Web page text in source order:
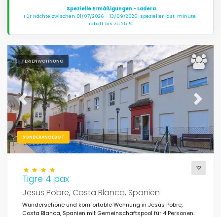
Dienste
Blicke
Weitere Kategorien
Spezielle Ermäßigungen - Ladera
Für Nächte zwischen 01/07/2026 - 13/09/2026: spezieller last-minute-
rabatt bis zu 25 %.
FERIENWOHNUNG
SONDERANGEBOT
Previous Next
Tigre 4 pax
Jesus Pobre, Costa Blanca, Spanien
Wunderschöne und komfortable Wohnung in Jesús Pobre,
Costa Blanca, Spanien mit Gemeinschaftspool für 4 Personen.